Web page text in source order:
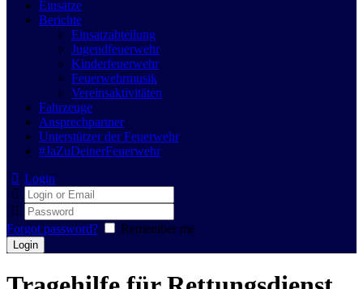
Einsätze
Berichte
Einsatzabteilung
Jugendfeuerwehr
Kinderfeuerwehr
Feuerwehrmusik
Vereinsaktivitäten
Fahrzeuge
Ansprechpartner
Unterstützer der Feuerwehr
#JaZuDeinerFeuerwehr
Login
Forgot password? Remember me